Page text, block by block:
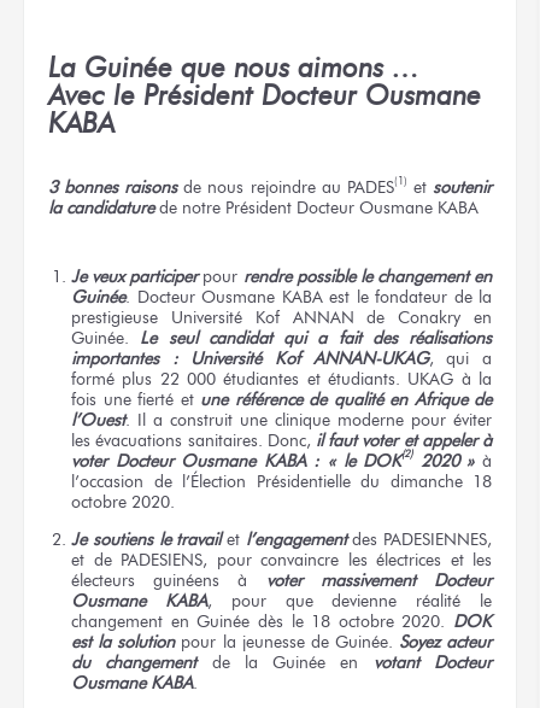
La Guinée que nous aimons …
Avec le Président Docteur Ousmane
KABA
3 bonnes raisonsde nous rejoindre au PADES(1) etsoutenir
la candidaturede notre Président Docteur Ousmane KABA
Je veux participerpour rendre possible le changement en
Guinée. Docteur Ousmane KABA est le fondateur de la
prestigieuse Université Kof ANNAN de Conakry en
Guinée. Le seul candidat qui a fait des réalisations
importantes : Université Kof ANNAN-UKAG, qui a
formé plus 22 000 étudiantes et étudiants. UKAG à la
fois une fierté et une référence de qualité en Afrique de
l’Ouest. Il a construit une clinique moderne pour éviter
les évacuations sanitaires. Donc, il faut voter et appeler à
voter Docteur Ousmane KABA : « le DOK(2)2020 »à
l’occasion de l’Élection Présidentielle du dimanche 18
octobre 2020.
Je soutiens le travailet l’engagementdes PADESIENNES,
et de PADESIENS, pour convaincre les électrices et les
électeurs guinéens à voter massivement Docteur
Ousmane KABA, pour que devienne réalité le
changement en Guinée dès le 18 octobre 2020. DOK
est la solutionpour la jeunesse de Guinée. Soyez acteur
du changementde la Guinée en votant Docteur
Ousmane KABA.